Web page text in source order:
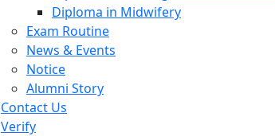
Diploma in Midwifery
Exam Routine
News & Events
Notice
Alumni Story
Contact Us
Verify